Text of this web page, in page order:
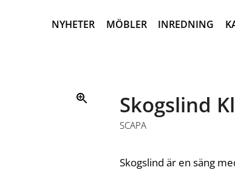
NYHETER MÖBLER INREDNING
Skogslind
SCAPA
Skogslind är en säng